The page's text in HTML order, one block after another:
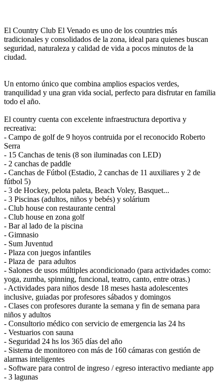
El Country Club El Venado es uno de los countries más
tradicionales y consolidados de la zona, ideal para quienes buscan
seguridad, naturaleza y calidad de vida a pocos minutos de la
ciudad.
Un entorno único que combina amplios espacios verdes,
tranquilidad y una gran vida social, perfecto para disfrutar en familia
todo el año.
El country cuenta con excelente infraestructura deportiva y
recreativa:
- Campo de golf de 9 hoyos contruida por el reconocido Roberto
Serra
- 15 Canchas de tenis (8 son iluminadas con LED)
- 2 canchas de paddle
- Canchas de Fútbol (Estadio, 2 canchas de 11 auxiliares y 2 de
fútbol 5)
- 3 de Hockey, pelota paleta, Beach Voley, Basquet...
- 3 Piscinas (adultos, niños y bebés) y solárium
- Club house con restaurante central
- Club house en zona golf
- Bar al lado de la piscina
- Gimnasio
- Sum Juventud
- Plaza con juegos infantiles
- Plaza de para adultos
- Salones de usos múltiples acondicionado (para actividades como:
yoga, zumba, spinning, funcional, teatro, canto, entre otras.)
- Actividades para niños desde 18 meses hasta adolescentes
inclusive, guiadas por profesores sábados y domingos
- Clases con profesores durante la semana y fin de semana para
niños y adultos
- Consultorio médico con servicio de emergencia las 24 hs
- Vestuarios con sauna
- Seguridad 24 hs los 365 días del año
- Sistema de monitoreo con más de 160 cámaras con gestión de
alarmas inteligentes
- Software para control de ingreso / egreso interactivo mediante app
- 3 lagunas